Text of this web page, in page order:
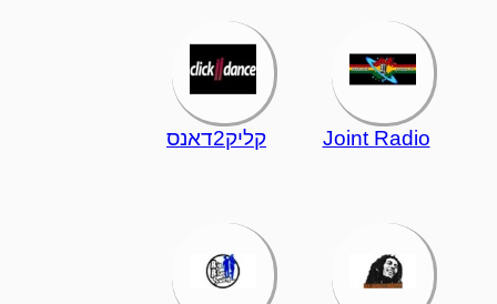
Joint Radio קליק2דאנס